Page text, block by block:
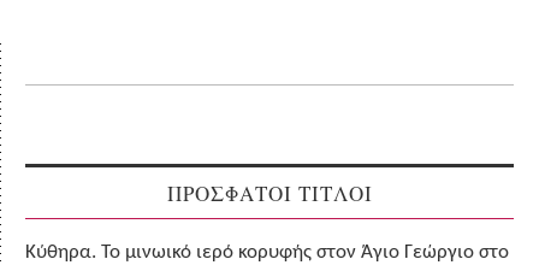
ΠΡΟΣΦΑΤΟΙ ΤΙΤΛΟΙ
Κύθηρα. Το μινωικό ιερό κορυφής στον Άγιο Γεώργιο στο